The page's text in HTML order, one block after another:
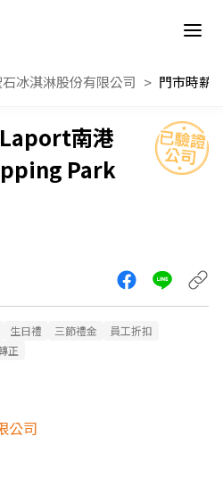
冰淇淋股份有限公司
南港
Park
生日禮 三節禮金
員工折扣
正
公司